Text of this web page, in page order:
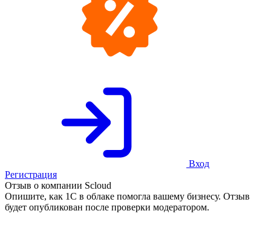
Вход
Регистрация
Отзыв о компании Scloud
Опишите, как 1С в облаке помогла вашему бизнесу. Отзыв
будет опубликован после проверки модератором.